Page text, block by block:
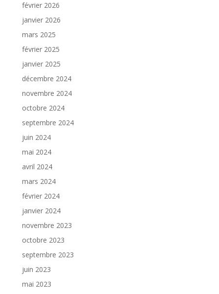
février 2026
janvier 2026
mars 2025
février 2025
janvier 2025
décembre 2024
novembre 2024
octobre 2024
septembre 2024
juin 2024
mai 2024
avril 2024
mars 2024
février 2024
janvier 2024
novembre 2023
octobre 2023
septembre 2023
juin 2023
mai 2023